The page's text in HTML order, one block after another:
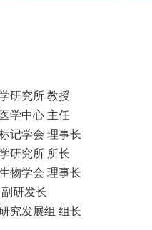
研究所 教授
学中心 主任
记学会 理事长
研究所 所长
物学会 理事长
研发长
究发展组 组长